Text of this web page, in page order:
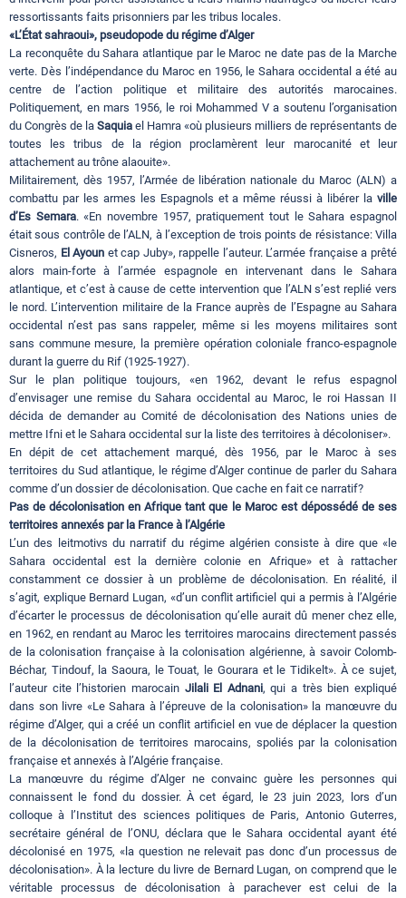
ressortissants faits prisonniers par les tribus locales.
«L’État sahraoui», pseudopode du régime d’Alger
La reconquête du Sahara atlantique par le Maroc ne date pas de la Marche
verte. Dès l’indépendance du Maroc en 1956, le Sahara occidental a été au
centre de l’action politique et militaire des autorités marocaines.
Politiquement, en mars 1956, le roi Mohammed V a soutenu l’organisation
du Congrès de la Saquia el Hamra «où plusieurs milliers de représentants de
toutes les tribus de la région proclamèrent leur marocanité et leur
attachement au trône alaouite».
Militairement, dès 1957, l’Armée de libération nationale du Maroc (ALN) a
combattu par les armes les Espagnols et a même réussi à libérer la ville
d’Es Semara. «En novembre 1957, pratiquement tout le Sahara espagnol
était sous contrôle de l’ALN, à l’exception de trois points de résistance: Villa
Cisneros, El Ayoun et cap Juby», rappelle l’auteur. L’armée française a prêté
alors main-forte à l’armée espagnole en intervenant dans le Sahara
atlantique, et c’est à cause de cette intervention que l’ALN s’est replié vers
le nord. L’intervention militaire de la France auprès de l’Espagne au Sahara
occidental n’est pas sans rappeler, même si les moyens militaires sont
sans commune mesure, la première opération coloniale franco-espagnole
durant la guerre du Rif (1925-1927).
Sur le plan politique toujours, «en 1962, devant le refus espagnol
d’envisager une remise du Sahara occidental au Maroc, le roi Hassan II
décida de demander au Comité de décolonisation des Nations unies de
mettre Ifni et le Sahara occidental sur la liste des territoires à décoloniser».
En dépit de cet attachement marqué, dès 1956, par le Maroc à ses
territoires du Sud atlantique, le régime d’Alger continue de parler du Sahara
comme d’un dossier de décolonisation. Que cache en fait ce narratif?
Pas de décolonisation en Afrique tant que le Maroc est dépossédé de ses
territoires annexés par la France à l’Algérie
L’un des leitmotivs du narratif du régime algérien consiste à dire que «le
Sahara occidental est la dernière colonie en Afrique» et à rattacher
constamment ce dossier à un problème de décolonisation. En réalité, il
s’agit, explique Bernard Lugan, «d’un conflit artificiel qui a permis à l’Algérie
d’écarter le processus de décolonisation qu’elle aurait dû mener chez elle,
en 1962, en rendant au Maroc les territoires marocains directement passés
de la colonisation française à la colonisation algérienne, à savoir Colomb-
Béchar, Tindouf, la Saoura, le Touat, le Gourara et le Tidikelt». À ce sujet,
l’auteur cite l’historien marocain Jilali El Adnani, qui a très bien expliqué
dans son livre «Le Sahara à l’épreuve de la colonisation» la manœuvre du
régime d’Alger, qui a créé un conflit artificiel en vue de déplacer la question
de la décolonisation de territoires marocains, spoliés par la colonisation
française et annexés à l’Algérie française.
La manœuvre du régime d’Alger ne convainc guère les personnes qui
connaissent le fond du dossier. À cet égard, le 23 juin 2023, lors d’un
colloque à l’Institut des sciences politiques de Paris, Antonio Guterres,
secrétaire général de l’ONU, déclara que le Sahara occidental ayant été
décolonisé en 1975, «la question ne relevait pas donc d’un processus de
décolonisation». À la lecture du livre de Bernard Lugan, on comprend que le
véritable processus de décolonisation à parachever est celui de la